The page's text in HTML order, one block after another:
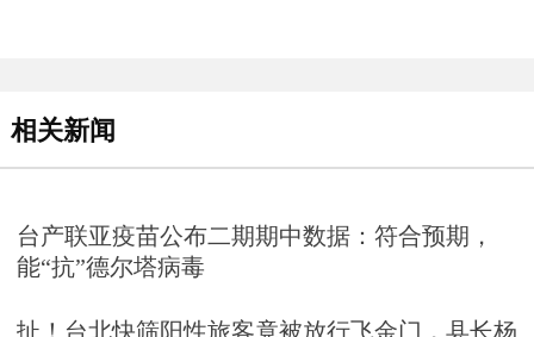
相关新闻
台产联亚疫苗公布二期期中数据：符合预期，
能“抗”德尔塔病毒
扯！台北快筛阳性旅客竟被放行飞金门，县长杨